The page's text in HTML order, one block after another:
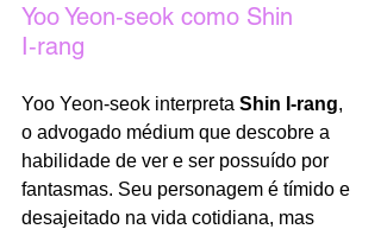
Yoo Yeon‑seok como Shin
I‑rang
Yoo Yeon‑seok interpreta Shin I‑rang,
o advogado médium que descobre a
habilidade de ver e ser possuído por
fantasmas. Seu personagem é tímido e
desajeitado na vida cotidiana, mas